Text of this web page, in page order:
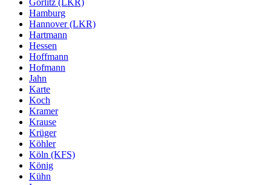
Hamburg
Hannover (LKR)
Hartmann
Hessen
Hoffmann
Hofmann
Jahn
Karte
Koch
Kramer
Krause
Krüger
Köhler
Köln (KFS)
König
Kühn